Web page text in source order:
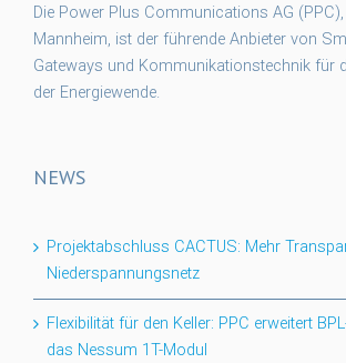
Die Power Plus Communications AG
Mannheim, ist der führende Anbieter von
Gateways und Kommunikationstechnik für
der Energiewende.
NEWS
Projektabschluss CACTUS: Mehr
Niederspannungsnetz
Flexibilität für den Keller: PPC erweitert
das Nessum 1T-Modul